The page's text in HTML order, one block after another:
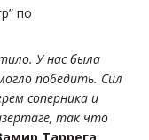
по
У нас была
победить. Сил
соперника и
так что
Таррега